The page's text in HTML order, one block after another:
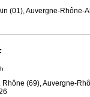
(01), Auvergne-Rhône-
Rhône (69), Auvergne-